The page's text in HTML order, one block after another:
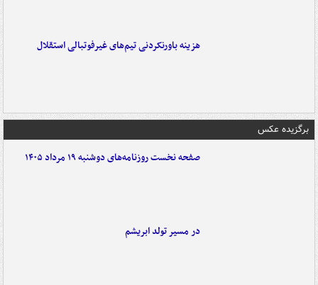
هزینه باورنکردنی تیم‌های غیرفوتبالی استقلال
برگزیده عکس
صفحه نخست روزنامه‌های دوشنبه ۱۹ مرداد ۱۴۰۵
در مسیر تولد ابریشم